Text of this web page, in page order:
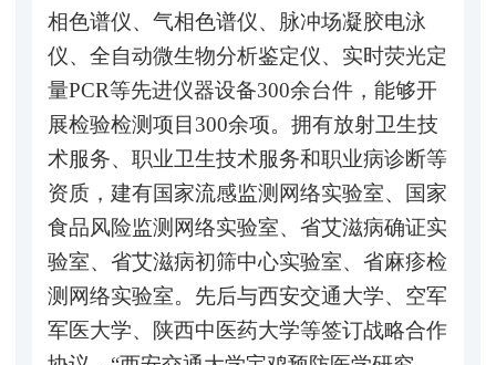
相色谱仪、气相色谱仪、脉冲场凝胶电泳
仪、全自动微生物分析鉴定仪、实时荧光定
量PCR等先进仪器设备300余台件，能够开
展检验检测项目300余项。拥有放射卫生技
术服务、职业卫生技术服务和职业病诊断等
资质，建有国家流感监测网络实验室、国家
食品风险监测网络实验室、省艾滋病确证实
验室、省艾滋病初筛中心实验室、省麻疹检
测网络实验室。先后与西安交通大学、空军
军医大学、陕西中医药大学等签订战略合作